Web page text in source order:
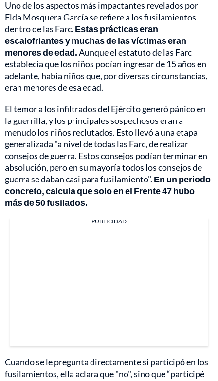
Uno de los aspectos más impactantes revelados por
Elda Mosquera García se refiere a los fusilamientos
dentro de las Farc. Estas prácticas eran
escalofriantes y muchas de las víctimas eran
menores de edad.Aunque el estatuto de las Farc
establecía que los niños podían ingresar de 15 años en
adelante, había niños que, por diversas circunstancias,
eran menores de esa edad.
El temor a los infiltrados del Ejército generó pánico en
la guerrilla, y los principales sospechosos eran a
menudo los niños reclutados. Esto llevó a una etapa
generalizada "a nivel de todas las Farc, de realizar
consejos de guerra. Estos consejos podían terminar en
absolución, pero en su mayoría todos los consejos de
guerra se daban casi para fusilamiento". En un periodo
concreto, calcula que solo en el Frente 47 hubo
más de 50 fusilados.
PUBLICIDAD
Cuando se le pregunta directamente si participó en los
fusilamientos, ella aclara que "no", sino que “participé